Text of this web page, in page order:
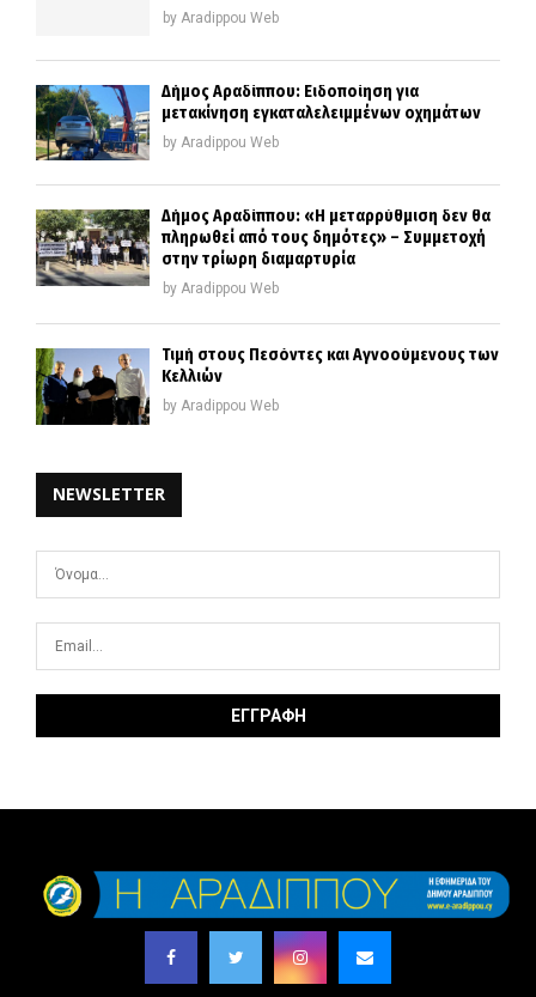
by Aradippou Web
Δήμος Αραδίππου: Ειδοποίηση για
μετακίνηση εγκαταλελειμμένων οχημάτων
by Aradippou Web
Δήμος Αραδίππου: «Η μεταρρύθμιση δεν θα
πληρωθεί από τους δημότες» – Συμμετοχή
στην τρίωρη διαμαρτυρία
by Aradippou Web
Τιμή στους Πεσόντες και Αγνοούμενους των
Κελλιών
by Aradippou Web
NEWSLETTER